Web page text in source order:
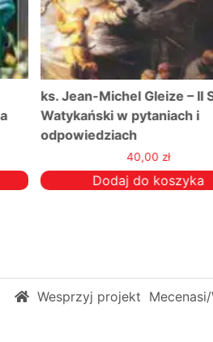
Gleize – II Sobór
pytaniach i
do koszyka
Podróż
Wesprzyj projekt